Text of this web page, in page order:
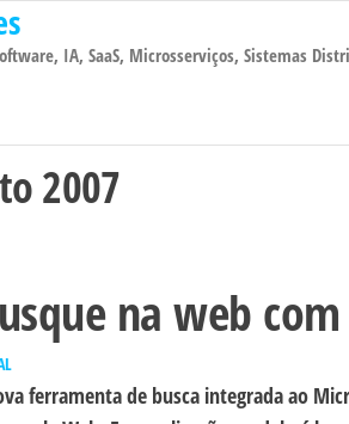
IA, SaaS, Microsserviços, Sistemas
2007
na web
ferramenta de busca integrada ao